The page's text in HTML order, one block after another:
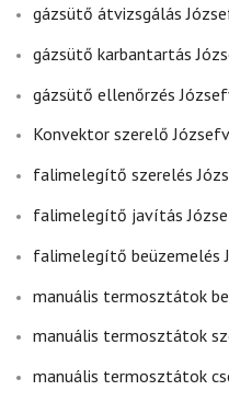
gázsütő átvizsgálás
gázsütő karbantartás
gázsütő ellenőrzés
Konvektor szerelő
falimelegítő szerelés
falimelegítő javítás
falimelegítő beüzemelés
manuális termosztátok
manuális termosztátok
manuális termosztátok